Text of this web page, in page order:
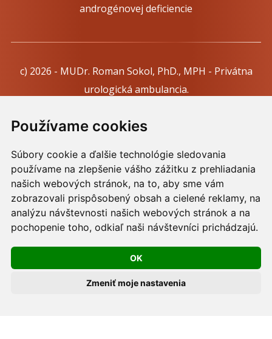
Používame cookies
Súbory cookie a ďalšie technológie sledovania
používame na zlepšenie vášho zážitku z prehliadania
našich webových stránok, na to, aby sme vám
zobrazovali prispôsobený obsah a cielené reklamy, na
analýzu návštevnosti našich webových stránok a na
pochopenie toho, odkiaľ naši návštevníci prichádzajú.
OK
Zmeniť moje nastavenia
androgénovej deficiencie
c) 2026 - MUDr. Roman Sokol, PhD., MPH - Privátna
urologická ambulancia.
podmienkach prevádzkovateľa.
Používame cookies -nastavenie cookies.
Skopírovaním textu alebo časti textu z akejkoľvek
stránky tohto webu a jeho umiestnením na iný web
porušíte práva MUDr. Romana Sokola, PhD., MPH, ako
aj práva ďalších osôb zúčastnených na tvorbe obsahu
pre tento web.